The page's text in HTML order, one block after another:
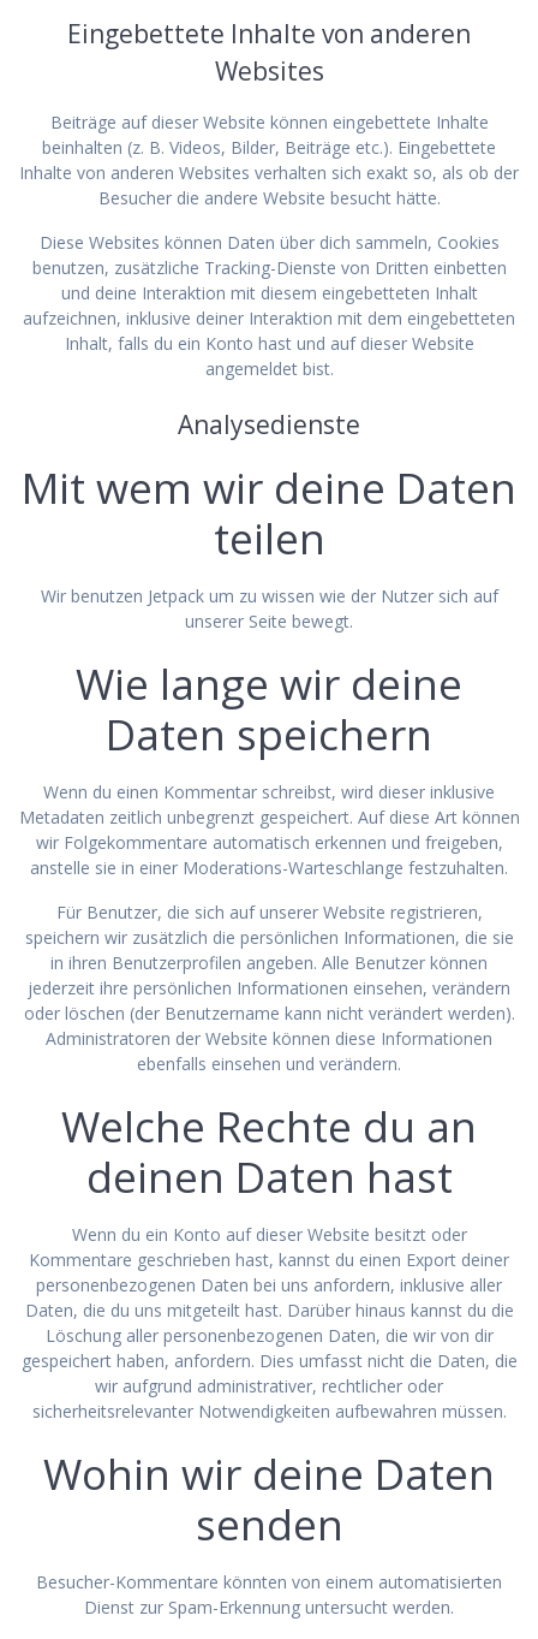
Eingebettete Inhalte von anderen
Websites
Beiträge auf dieser Website können eingebettete Inhalte
beinhalten (z. B. Videos, Bilder, Beiträge etc.). Eingebettete
Inhalte von anderen Websites verhalten sich exakt so, als ob der
Besucher die andere Website besucht hätte.
Diese Websites können Daten über dich sammeln, Cookies
benutzen, zusätzliche Tracking-Dienste von Dritten einbetten
und deine Interaktion mit diesem eingebetteten Inhalt
aufzeichnen, inklusive deiner Interaktion mit dem eingebetteten
Inhalt, falls du ein Konto hast und auf dieser Website
angemeldet bist.
Analysedienste
Mit wem wir deine Daten
teilen
Wir benutzen Jetpack um zu wissen wie der Nutzer sich auf
unserer Seite bewegt.
Wie lange wir deine
Daten speichern
Wenn du einen Kommentar schreibst, wird dieser inklusive
Metadaten zeitlich unbegrenzt gespeichert. Auf diese Art können
wir Folgekommentare automatisch erkennen und freigeben,
anstelle sie in einer Moderations-Warteschlange festzuhalten.
Für Benutzer, die sich auf unserer Website registrieren,
speichern wir zusätzlich die persönlichen Informationen, die sie
in ihren Benutzerprofilen angeben. Alle Benutzer können
jederzeit ihre persönlichen Informationen einsehen, verändern
oder löschen (der Benutzername kann nicht verändert werden).
Administratoren der Website können diese Informationen
ebenfalls einsehen und verändern.
Welche Rechte du an
deinen Daten hast
Wenn du ein Konto auf dieser Website besitzt oder
Kommentare geschrieben hast, kannst du einen Export deiner
personenbezogenen Daten bei uns anfordern, inklusive aller
Daten, die du uns mitgeteilt hast. Darüber hinaus kannst du die
Löschung aller personenbezogenen Daten, die wir von dir
gespeichert haben, anfordern. Dies umfasst nicht die Daten, die
wir aufgrund administrativer, rechtlicher oder
sicherheitsrelevanter Notwendigkeiten aufbewahren müssen.
Wohin wir deine Daten
senden
Besucher-Kommentare könnten von einem automatisierten
Dienst zur Spam-Erkennung untersucht werden.